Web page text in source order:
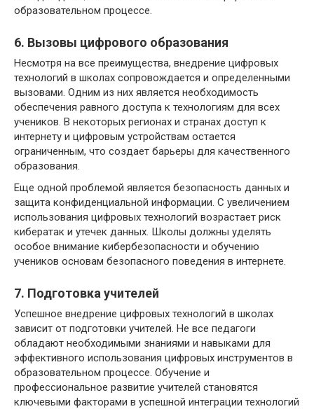
образовательном процессе.
6. Вызовы цифрового образования
Несмотря на все преимущества, внедрение цифровых
технологий в школах сопровождается и определенными
вызовами. Одним из них является необходимость
обеспечения равного доступа к технологиям для всех
учеников. В некоторых регионах и странах доступ к
интернету и цифровым устройствам остается
ограниченным, что создает барьеры для качественного
образования.
Еще одной проблемой является безопасность данных и
защита конфиденциальной информации. С увеличением
использования цифровых технологий возрастает риск
кибератак и утечек данных. Школы должны уделять
особое внимание кибербезопасности и обучению
учеников основам безопасного поведения в интернете.
7. Подготовка учителей
Успешное внедрение цифровых технологий в школах
зависит от подготовки учителей. Не все педагоги
обладают необходимыми знаниями и навыками для
эффективного использования цифровых инструментов в
образовательном процессе. Обучение и
профессиональное развитие учителей становятся
ключевыми факторами в успешной интеграции технологий